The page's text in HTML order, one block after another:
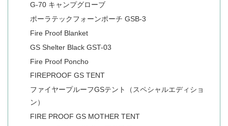
G-70 キャンプグローブ
ポーラテックフォーンポーチ GSB-3
Fire Proof Blanket
GS Shelter Black GST-03
Fire Proof Poncho
FIREPROOF GS TENT
ファイヤープルーフGSテント（スペシャルエディショ
ン）
FIRE PROOF GS MOTHER TENT